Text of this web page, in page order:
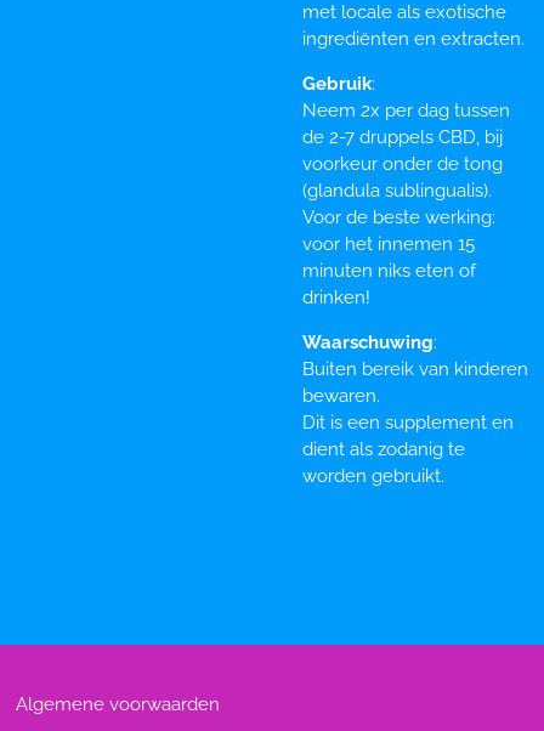
met locale als exotische
ingrediënten en extracten.
Gebruik:
Neem 2x per dag tussen
de 2-7 druppels CBD, bij
voorkeur onder de tong
(glandula sublingualis).
Voor de beste werking:
voor het innemen 15
minuten niks eten of
drinken!
Waarschuwing:
Buiten bereik van kinderen
bewaren.
Dit is een supplement en
dient als zodanig te
worden gebruikt.
Algemene voorwaarden